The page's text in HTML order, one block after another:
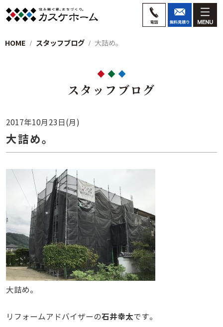
HOME スタッフブログ 大詰め。
スタッフブログ
2017年10月23日(月)
大詰め。
大詰め。
リフォームアドバイザーの石井幸太です。